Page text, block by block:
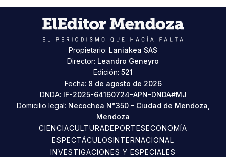
Propietario: Laniakea SAS
Director: Leandro Geneyro
Edición: 521
Fecha: 8 de agosto de 2026
DNDA: IF-2025-64160724-APN-DNDA#MJ
Domicilio legal: Necochea N°350 - Ciudad de Mendoza,
Mendoza
CIENCIACULTURADEPORTESECONOMÍA
ESPECTÁCULOSINTERNACIONAL
INVESTIGACIONES Y ESPECIALES